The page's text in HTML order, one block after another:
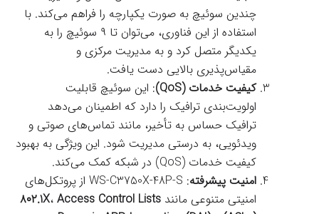
چندین سوئیچ به صورت یکپارچه را فراهم می‌کند. با
استفاده از این فناوری، می‌توان تا ۹ سوئیچ را به
یکدیگر متصل کرد و به مدیریت مرکزی و
مقیاس‌پذیری بالایی دست یافت.
کیفیت خدمات (QoS)
: این سوئیچ قابلیت
اولویت‌بندی ترافیک را دارد که اطمینان می‌دهد
ترافیک حساس به تأخیر، مانند تماس‌های صوتی و
ویدئویی، به درستی مدیریت شود. این ویژگی به بهبود
کیفیت خدمات (QoS) در شبکه کمک می‌کند.
امنیت پیشرفته
: WS-C3750X-48P-S از پروتکل‌های
امنیتی متنوعی مانند
۸۰۲.1X، Access Control Lists